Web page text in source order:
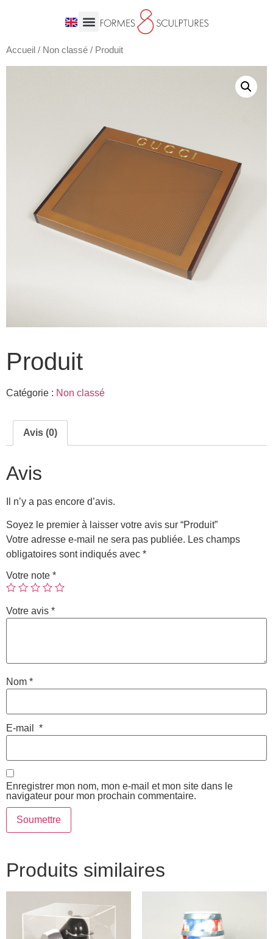
Accueil / Non classé / Produit
Produit
Catégorie : Non classé
Avis (0)
Avis
Il n’y a pas encore d’avis.
Soyez le premier à laisser votre avis sur “Produit”
Votre adresse e-mail ne sera pas publiée. Les champs
obligatoires sont indiqués avec *
Votre note *
Votre avis *
Nom *
E-mail *
Enregistrer mon nom, mon e-mail et mon site dans le
navigateur pour mon prochain commentaire.
Produits similaires